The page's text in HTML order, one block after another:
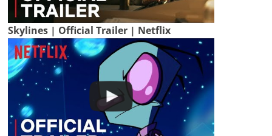
Skylines | Official Trailer | Netflix